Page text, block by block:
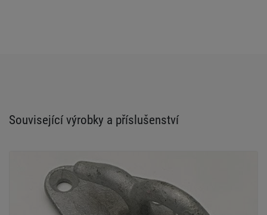
Související výrobky a příslušenství